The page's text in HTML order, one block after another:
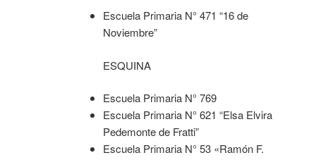
Escuela Primaria N° 471 “16 de
Noviembre”
ESQUINA
Escuela Primaria N° 769
Escuela Primaria N° 621 “Elsa Elvira
Pedemonte de Fratti”
Escuela Primaria N° 53 «Ramón F.